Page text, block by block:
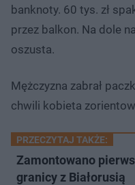
banknoty. 60 tys. zł
przez balkon. Na dole
oszusta.
Mężczyzna zabrał
chwili kobieta
PRZECZYTAJ TAKŻE:
Zamontowano
granicy z Białorusią